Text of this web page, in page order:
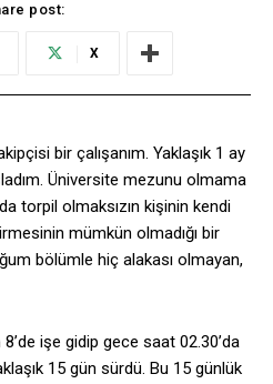
post:
X
bir çalışanım. Yaklaşık 1 ay
Üniversite mezunu olmama
torpil olmaksızın kişinin kendi
mümkün olmadığı bir
bölümle hiç alakası olmayan,
işe gidip gece saat 02.30’da
15 gün sürdü. Bu 15 günlük